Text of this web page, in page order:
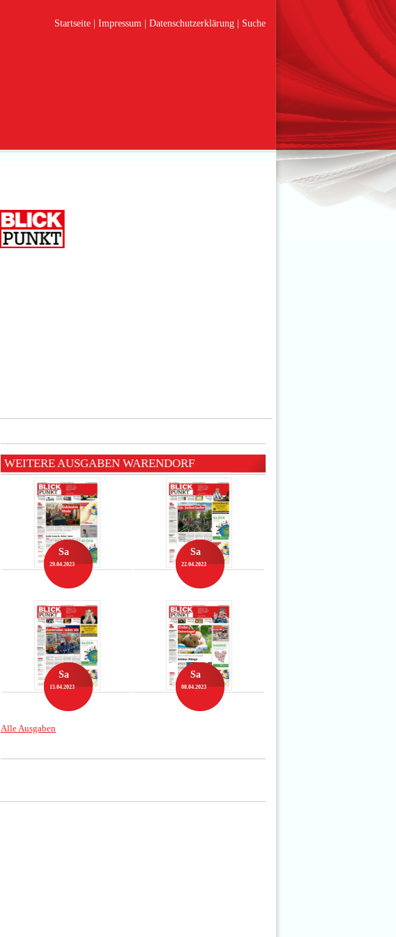
Startseite
Impressum Datenschutzerklärung Suche
WEITERE AUSGABEN WARENDORF
Sa
29.04.2023
Sa
22.04.2023
Sa
15.04.2023
Sa
08.04.2023
Alle Ausgaben